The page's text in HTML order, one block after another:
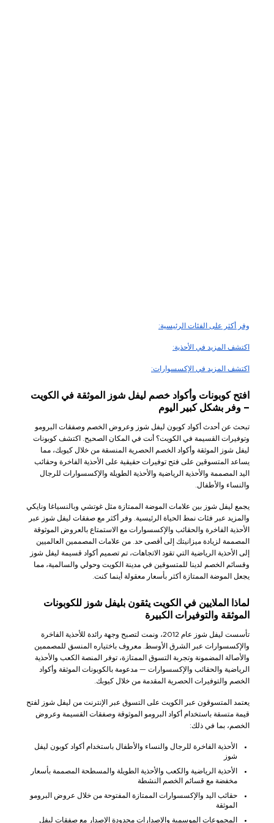
وفر أكثر على الفئات الرئيسية:
اكتشف المزيد في الأحذية:
اكتشف المزيد في الإكسسوارات:
افتح كوبونات وأكواد خصم ليفل شوز الموثقة في الكويت
– وفر بشكل كبير اليوم
تبحث عن أحدث أكواد كوبون ليفل شوز وعروض الخصم وصفقات البرومو
وتوفيرات القسيمة في الكويت؟ أنت في المكان الصحيح. اكتشف كوبونات
ليفل شوز الموثقة وأكواد الخصم الحصرية المنسقة من خلال كيوبك، مما
يساعد المتسوقين على فتح توفيرات حقيقية على الأحذية الفاخرة وحقائب
اليد المصممة والأحذية الرياضية والأحذية الطويلة والإكسسوارات للرجال
والنساء والأطفال.
يجمع ليفل شوز بين علامات الموضة الممتازة مثل غوتشي وبالنسياغا ونايكي
والمزيد عبر فئات نمط الحياة الرئيسية. وفر أكثر مع صفقات ليفل شوز عبر
الأحذية الفاخرة والحقائب والإكسسوارات مع الاستمتاع بالعروض الموثوقة
المصممة لزيادة ميزانيتك إلى أقصى حد. من علامات المصممين العالميين
إلى الأحذية الرياضية التي تقود الاتجاهات، تم تصميم أكواد قسيمة ليفل شوز
وقسائم الخصم لدينا للمتسوقين في مدينة الكويت وحولي والسالمية، مما
يجعل الموضة الممتازة أكثر بأسعار معقولة أينما كنت.
لماذا الملايين في الكويت يثقون بليفل شوز للكوبونات
الموثقة والتوفيرات الكبيرة
تأسست ليفل شوز عام 2012، ونمت لتصبح وجهة رائدة للأحذية الفاخرة
والإكسسوارات عبر الشرق الأوسط. معروف باختياره المنسق للمصممين
والأصالة المضمونة وتجربة التسوق الممتازة، توفر المنصة الكعب والأحذية
الرياضية والحقائب والإكسسوارات — مدعومة بالكوبونات الموثقة وأكواد
الخصم والتوفيرات الحصرية المقدمة من خلال كيوبك.
يعتمد المتسوقون عبر الكويت على التسوق عبر الإنترنت من ليفل شوز لفتح
قيمة متسقة باستخدام أكواد البرومو الموثوقة وصفقات القسيمة وعروض
الخصم، بما في ذلك:
الأحذية الفاخرة للرجال والنساء والأطفال باستخدام أكواد كوبون ليفل
شوز
الأحذية الرياضية والكعب والأحذية الطويلة والمسطحة المصممة بأسعار
مخفضة مع قسائم الخصم النشطة
حقائب اليد والإكسسوارات الممتازة المفتوحة من خلال عروض البرومو
الموثقة
المجموعات الموسمية والإصدارات محدودة الإصدار مع صفقات ليفل